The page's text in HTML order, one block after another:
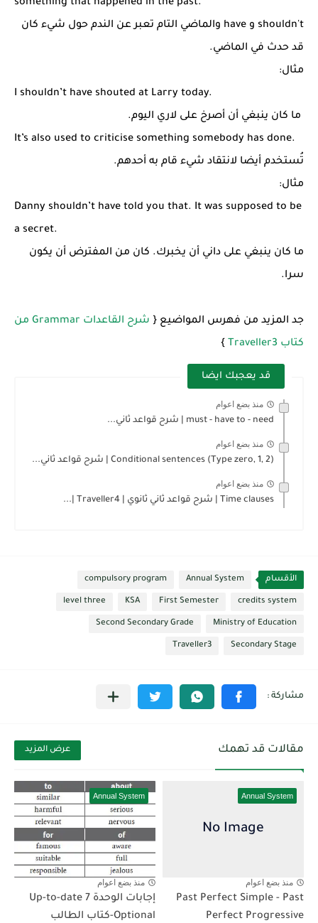
something that happened in the past.
shouldn't و have والماضي التام تعبر عن الندم حول شيء كان
قد حدث في الماضي.
مثال:
I shouldn’t have shouted at Larry today.
ما كان ينبغي أن أصرخ على لاري اليوم.
It’s also used to criticise something somebody has done.
تُستخدم أيضا لانتقاد شيء قام به أحدهم.
مثال:
Danny shouldn’t have told you that. It was supposed to be
a secret.
ما كان ينبغي على داني أن يخبرك. كان من المفترض أن يكون
سرا.
جد المزيد من فهرس المواضيع {
شرح القاعدات Grammar من
كتاب Traveller3
}
قد يعجبك ايضا
منذ بضع اعوام
must - have to - need | شرح قواعد ثاني...
منذ بضع اعوام
Conditional sentences (Type zero, 1, 2) | شرح قواعد ثاني...
منذ بضع اعوام
Time clauses | شرح قواعد ثاني ثانوي | Traveller4 |...
الأقسام Annual System
compulsory program
credits system
First Semester
KSA
level three
Ministry of Education
Second Secondary Grade
Secondary Stage
Traveller3
مقالات قد تهمك عرض المزيد
Annual System
منذ بضع اعوام
Past Perfect Simple - Past
Perfect Progressive
Annual System
منذ بضع اعوام
إجابات الوحدة 7 Up-to-date
Optional-كتاب الطالب